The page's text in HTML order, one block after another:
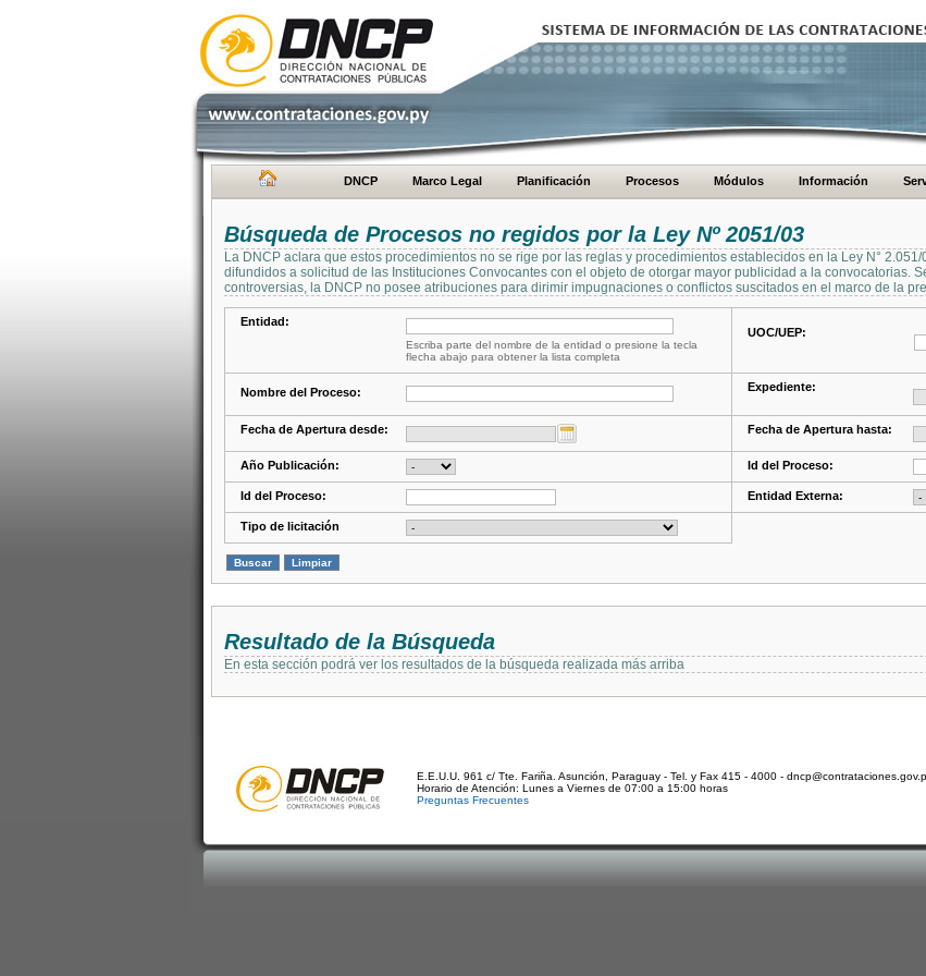
DNCP Marco Legal Planificación Procesos Módulos Información
Búsqueda de Procesos no regidos por la Ley Nº 2051/03
La DNCP aclara que estos procedimientos no se rige por las reglas y procedimientos establecidos en la Ley N°
difundidos a solicitud de las Instituciones Convocantes con el objeto de otorgar mayor publicidad a la convocatorias.
controversias, la DNCP no posee atribuciones para dirimir impugnaciones o conflictos suscitados en el marco de la
Entidad:
Escriba parte del nombre de la entidad o presione la tecla
flecha abajo para obtener la lista completa
UOC/UEP:
Nombre del Proceso: Expediente:
Fecha de Apertura desde: Fecha de Apertura hasta:
Año Publicación: Id del Proceso:
Id del Proceso: Entidad Externa:
Tipo de licitación
Resultado de la Búsqueda
En esta sección podrá ver los resultados de la búsqueda realizada más arriba
E.E.U.U. 961 c/ Tte. Fariña. Asunción, Paraguay - Tel. y Fax 415 - 4000 -
Horario de Atención: Lunes a Viernes de 07:00 a 15:00 horas
Preguntas Frecuentes